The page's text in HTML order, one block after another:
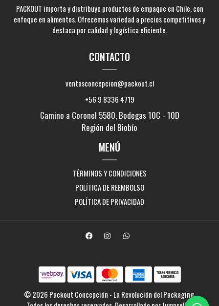
PACKOUT importa y distribuye productos de empaque en Chile, con
enfoque en alimentos. Ofrecemos variedad a precios competitivos y
destaca por calidad y logística eficiente.
CONTACTO
ventasconcepcion@packout.cl
+56 9 8336 4719
Camino a Coronel 5580, Bodegas 10C - 10D
Región del Biobío
MENÚ
TÉRMINOS Y CONDICIONES
POLÍTICA DE REEMBOLSO
POLÍTICA DE PRIVACIDAD
© 2026 Packout Concepción - La Revolución del Packaging.